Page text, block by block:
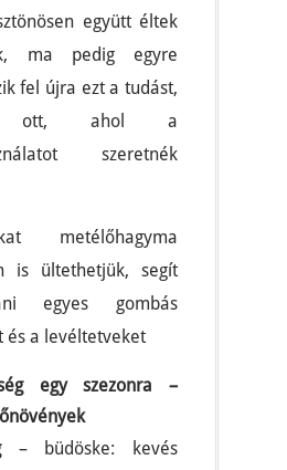
együtt éltek
ma pedig egyre
fel újra ezt a tudást,
ott, ahol a
szeretnék
metélőhagyma
is ültethetjük, segít
egyes gombás
és a levéltetveket
egy szezonra –
– büdöske: kevés